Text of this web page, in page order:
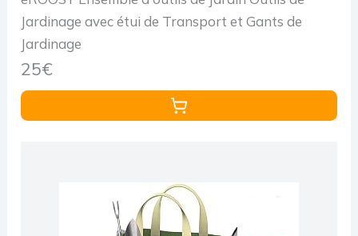
Jardinage avec étui de Transport et Gants de
Jardinage
25€